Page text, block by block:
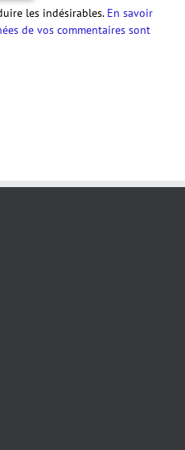
les indésirables. En savoir
de vos commentaires sont